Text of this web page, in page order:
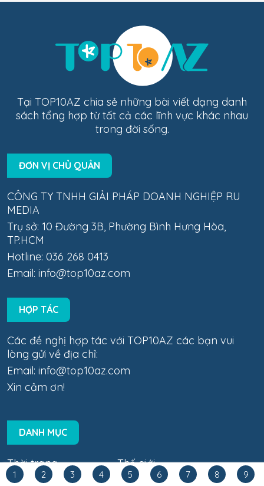
1 2 3 4 5 6 7 8 9
Tại TOP10AZ chia sẻ những bài viết dạng danh
sách tổng hợp từ tất cả các lĩnh vực khác nhau
trong đời sống.
ĐƠN VỊ CHỦ QUẢN
CÔNG TY TNHH GIẢI PHÁP DOANH NGHIỆP RU
MEDIA
Trụ sở: 10 Đường 3B, Phường Bình Hưng Hòa,
TP.HCM
Hotline: 036 268 0413
Email: info@top10az.com
HỢP TÁC
Các đề nghị hợp tác với TOP10AZ các bạn vui
lòng gửi về địa chỉ:
Email: info@top10az.com
Xin cảm ơn!
DANH MỤC
Thời trang
Thế giới